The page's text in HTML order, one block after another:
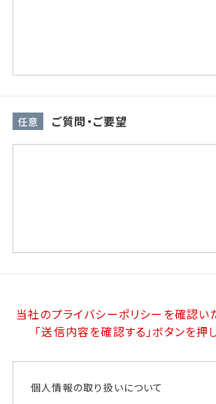
任意 ご質問・ご要望
当社のプライバシーポリシーを確認い
「送信内容を確認する」ボタンを押
個人情報の取り扱いについて